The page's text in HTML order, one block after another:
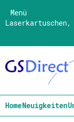
Menü
HomeNeuigkeiten